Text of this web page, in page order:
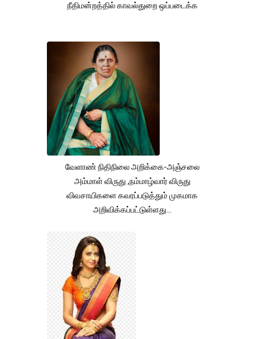
நீதிமன்றத்தில் காவல்துறை ஒப்படைக்க
வேளாண் நிதிநிலை அறிக்கை-அஞ்சலை
அம்மாள் விருது ,நம்மாழ்வார் விருது
விவசாயிகளை கவரப்படுத்தும் முகமாக
அறிவிக்கப்பட்டுள்ளது...